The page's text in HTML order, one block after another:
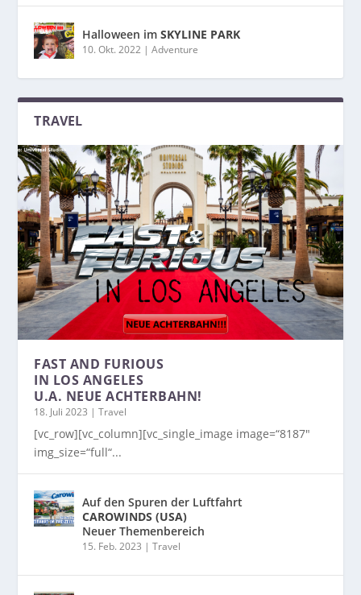
Halloween imSKYLINE PARK
10. Okt. 2022 |Adventure
TRAVEL
FAST AND FURIOUS
IN LOS ANGELES
U.A. NEUE ACHTERBAHN!
18. Juli 2023 |Travel
[vc_row][vc_column][vc_single_image image=“8187″
img_size=“full“...
Auf den Spuren der Luftfahrt
CAROWINDS (USA)
Neuer Themenbereich
15. Feb. 2023 |Travel